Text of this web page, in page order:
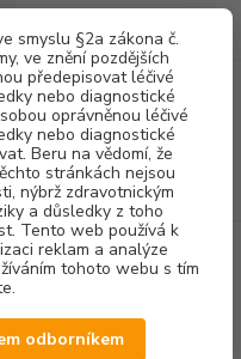
smyslu §2a zákona č.
ve znění pozdějších
předepisovat léčivé
nebo diagnostické
oprávněnou léčivé
nebo diagnostické
Beru na vědomí, že
stránkách nejsou
nýbrž zdravotnickým
a důsledky z toho
Tento web používá k
reklam a analýze
tohoto webu s tím
odborníkem
Menu
Hledat
za0,00 Kč